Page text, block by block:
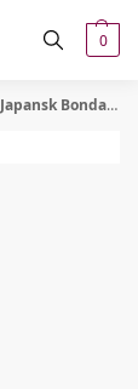
0
Japansk Bondage Reb